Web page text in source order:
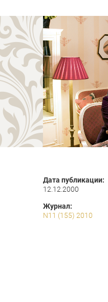
Дата публикации:
12.12.2000
Журнал:
N11 (155) 2010